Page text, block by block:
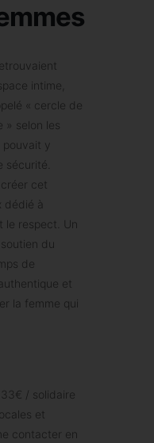
intime,
« cercle de
» selon les
pouvait y
sécurité.
cet
dédié à
le respect. Un
du
de
et
la femme qui
/ solidaire
et
contacter en